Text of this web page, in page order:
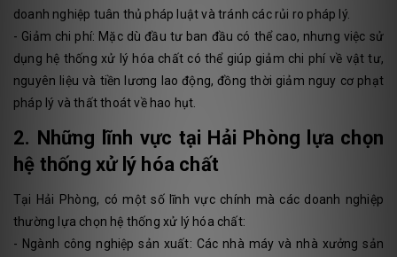
doanh nghiệp tuân thủ pháp luật và tránh các rủi ro pháp lý.
- Giảm chi phí: Mặc dù đầu tư ban đầu có thể cao, nhưng việc sử
dụng hệ thống xử lý hóa chất có thể giúp giảm chi phí về vật tư,
nguyên liệu và tiền lương lao động, đồng thời giảm nguy cơ phạt
pháp lý và thất thoát về hao hụt.
2. Những lĩnh vực tại Hải Phòng lựa chọn
hệ thống xử lý hóa chất
Tại Hải Phòng, có một số lĩnh vực chính mà các doanh nghiệp
thường lựa chọn hệ thống xử lý hóa chất:
- Ngành công nghiệp sản xuất: Các nhà máy và nhà xưởng sản